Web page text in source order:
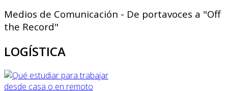
Medios de Comunicación - De portavoces a "Off
the Record"
LOGÍSTICA